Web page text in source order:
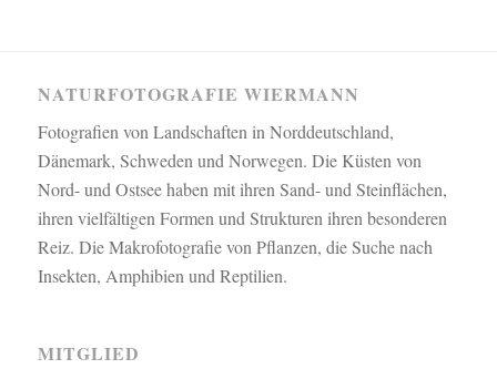
NATURFOTOGRAFIE WIERMANN
Fotografien von Landschaften in Norddeutschland,
Dänemark, Schweden und Norwegen. Die Küsten von
Nord- und Ostsee haben mit ihren Sand- und Steinflächen,
ihren vielfältigen Formen und Strukturen ihren besonderen
Reiz. Die Makrofotografie von Pflanzen, die Suche nach
Insekten, Amphibien und Reptilien.
MITGLIED